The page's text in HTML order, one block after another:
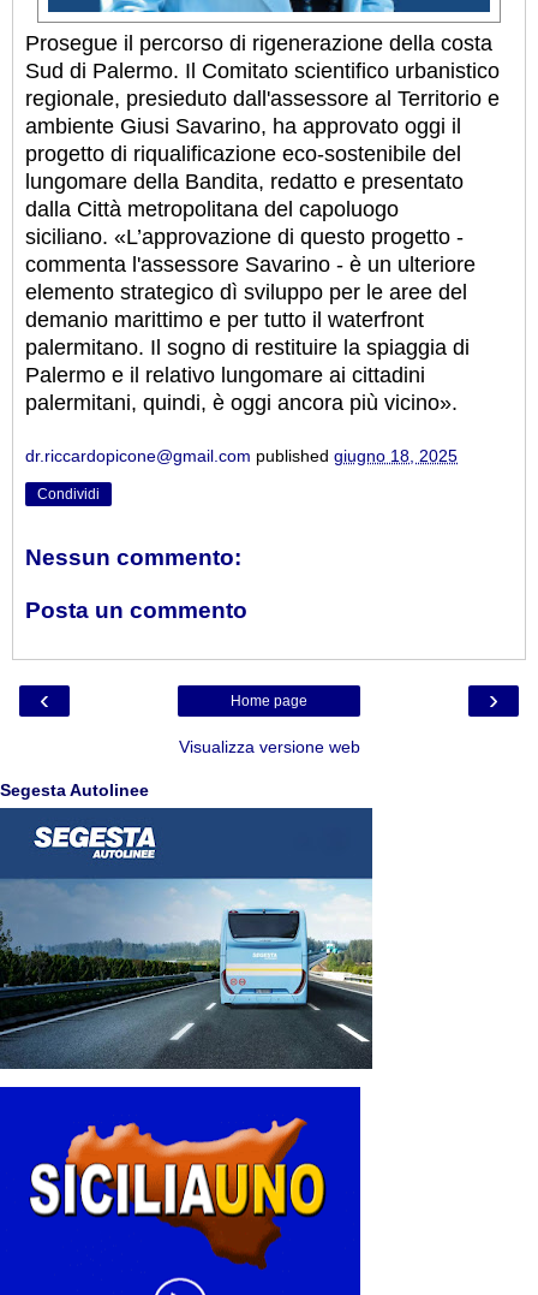
Prosegue il percorso di rigenerazione della costa
Sud di Palermo. Il Comitato scientifico urbanistico
regionale, presieduto dall'assessore al Territorio e
ambiente Giusi Savarino, ha approvato oggi il
progetto di riqualificazione eco-sostenibile del
lungomare della Bandita, redatto e presentato
dalla Città metropolitana del capoluogo
siciliano. «L’approvazione di questo progetto -
commenta l'assessore Savarino - è un ulteriore
elemento strategico dì sviluppo per le aree del
demanio marittimo e per tutto il waterfront
palermitano. Il sogno di restituire la spiaggia di
Palermo e il relativo lungomare ai cittadini
palermitani, quindi, è oggi ancora più vicino».
dr.riccardopicone@gmail.com published giugno 18, 2025
Condividi
Nessun commento:
Posta un commento
‹ ›
Home page
Visualizza versione web
Segesta Autolinee